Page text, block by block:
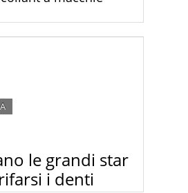
Guardate questa strana
le grandi star
i denti